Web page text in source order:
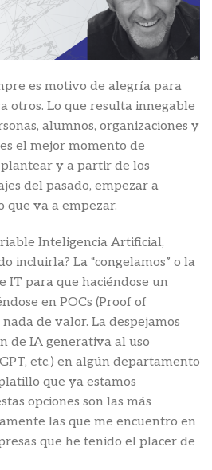
es motivo de alegría para
otros. Lo que resulta innegable
alumnos, organizaciones y
el mejor momento de
y a partir de los
del pasado, empezar a
que va a empezar.
Inteligencia Artificial,
incluirla? La “congelamos” o la
IT para que haciéndose un
en POCs (Proof of
de valor. La despejamos
de IA generativa al uso
etc.) en algún departamento
que ya estamos
opciones son las más
las que me encuentro en
que he tenido el placer de